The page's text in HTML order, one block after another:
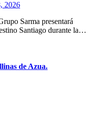
2026
Santiago durante la…
de Azua.